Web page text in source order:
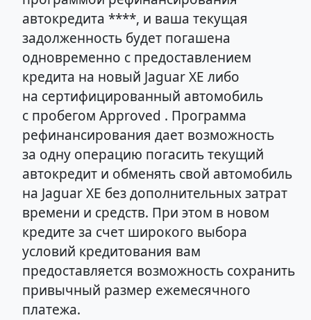
автокредита ****, и ваша текущая
задолженность будет погашена
одновременно с предоставлением
кредита на новый Jaguar XE либо
на сертифицированный автомобиль
с пробегом Approved . Программа
рефинансирования дает возможность
за одну операцию погасить текущий
автокредит и обменять свой автомобиль
на Jaguar XE без дополнительных затрат
времени и средств. При этом в новом
кредите за счет широкого выбора
условий кредитования вам
предоставляется возможность сохранить
привычный размер ежемесячного
платежа.